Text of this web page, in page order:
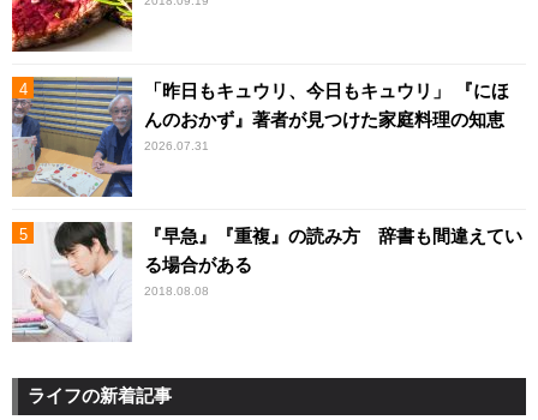
「昨日もキュウリ、今日もキュウリ」 『にほ
んのおかず』著者が見つけた家庭料理の知恵
2026.07.31
『早急』『重複』の読み方 辞書も間違えてい
る場合がある
2018.08.08
ライフの新着記事